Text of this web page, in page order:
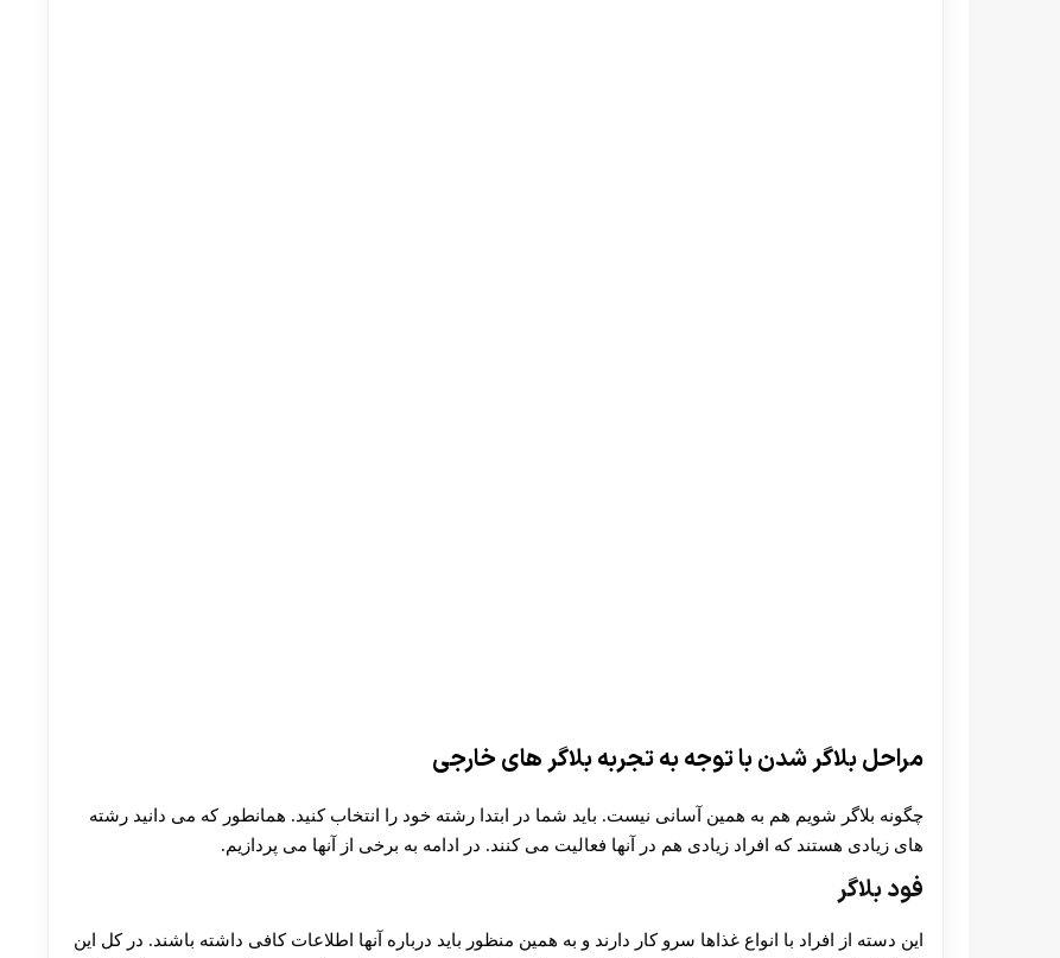
مراحل بلاگر شدن با توجه به تجربه بلاگر های خارجی
چگونه بلاگر شویم هم به همین آسانی نیست. باید شما در ابتدا رشته خود را انتخاب کنید. همانطور که می دانید رشته
های زیادی هستند که افراد زیادی هم در آنها فعالیت می کنند. در ادامه به برخی از آنها می پردازیم.
فود بلاگر
این دسته از افراد با انواع غذاها سرو کار دارند و به همین منظور باید درباره آنها اطلاعات کافی داشته باشند. در کل این